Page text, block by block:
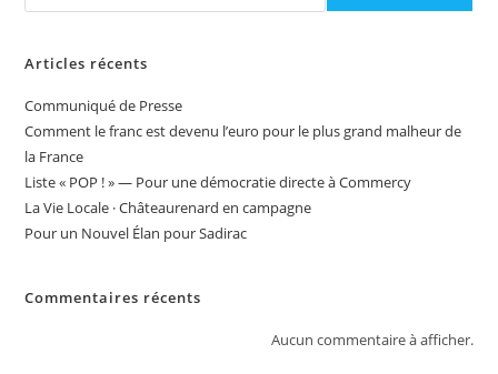
Articles récents
Communiqué de Presse
Comment le franc est devenu l’euro pour le plus grand malheur de
la France
Liste « POP ! » — Pour une démocratie directe à Commercy
La Vie Locale · Châteaurenard en campagne
Pour un Nouvel Élan pour Sadirac
Commentaires récents
Aucun commentaire à afficher.